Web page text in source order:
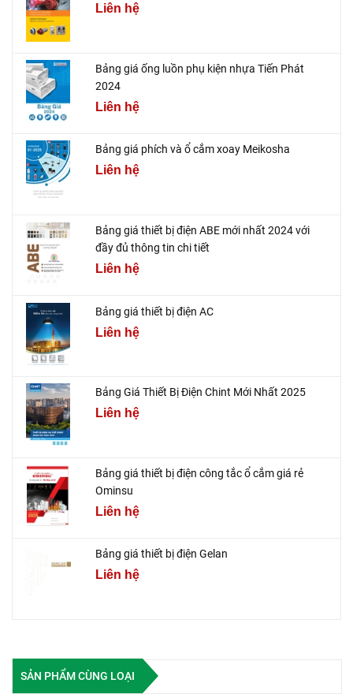
Liên hệ
Bảng giá ống luồn phụ kiện nhựa Tiến Phát
2024
Liên hệ
Bảng giá phích và ổ cắm xoay Meikosha
Liên hệ
Bảng giá thiết bị điện ABE mới nhất 2024 với
đầy đủ thông tin chi tiết
Liên hệ
Bảng giá thiết bị điện AC
Liên hệ
Bảng Giá Thiết Bị Điện Chint Mới Nhất 2025
Liên hệ
Bảng giá thiết bị điện công tắc ổ cắm giá rẻ
Ominsu
Liên hệ
Bảng giá thiết bị điện Gelan
Liên hệ
SẢN PHẨM CÙNG LOẠI